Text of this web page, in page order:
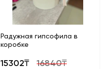
Радужная гипсофила в
коробке
15302₸ 16840₸